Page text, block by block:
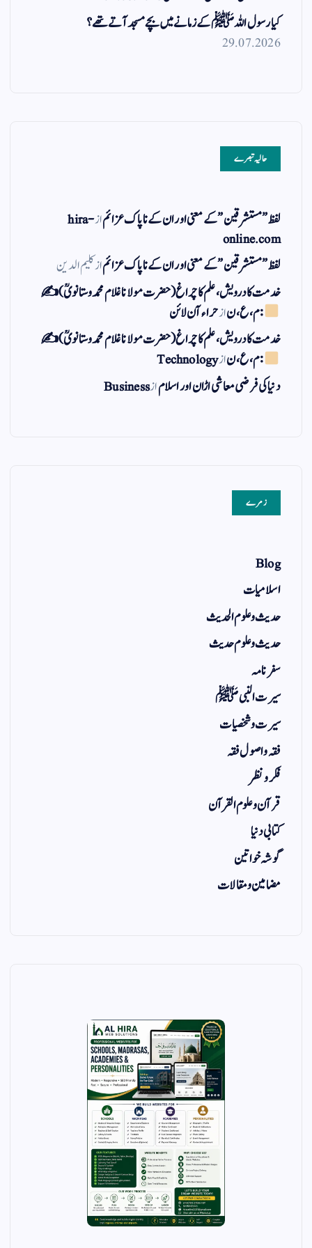
کیا رسول اللہ ﷺ کے زمانے میں بچے مسجد آتے تھے؟
29.07.2026
حالیہ تبصرے
لفظ ” مستشرقین ” کے معنی اور ان کے نا پاک عزائمازhira-
online.com
لفظ ” مستشرقین ” کے معنی اور ان کے نا پاک عزائمازکلیم الدین
خدمت کا درویش، علم کا چراغ(حضرت مولانا غلام محمد وستانویؒ)✍
: م ، ع ، نازحراء آن لائن
خدمت کا درویش، علم کا چراغ(حضرت مولانا غلام محمد وستانویؒ)✍
: م ، ع ، نازTechnology
دنیا کی فرضی معاشی اڑان اور اسلامازBusiness
زمرے
Blog
اسلامیات
حدیث و علوم الحدیث
حدیث و علوم حدیث
سفر نامہ
سیرت النبی ﷺ
سیرت و شخصیات
فقہ و اصول فقہ
فکر و نظر
قرآن و علوم القرآن
کتابی دنیا
گوشہ خواتین
مضامین و مقالات